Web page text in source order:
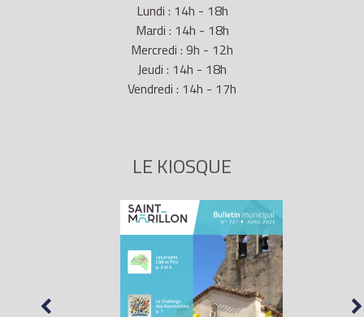
Lundi : 14h - 18h
Mardi : 14h - 18h
Mercredi : 9h - 12h
Jeudi : 14h - 18h
Vendredi : 14h - 17h
LE KIOSQUE